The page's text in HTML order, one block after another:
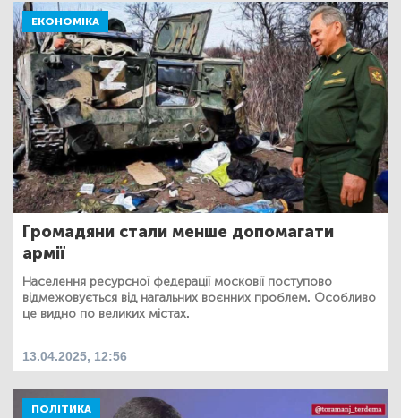
ЕКОНОМІКА
Громадяни стали менше допомагати
армії
Населення ресурсної федерації московії поступово
відмежовується від нагальних воєнних проблем. Особливо
це видно по великих містах.
13.04.2025, 12:56
ПОЛІТИКА